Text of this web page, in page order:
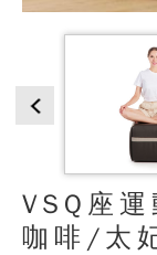
VSQ座
咖啡/太